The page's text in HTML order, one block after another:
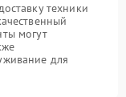
техники
могут
для